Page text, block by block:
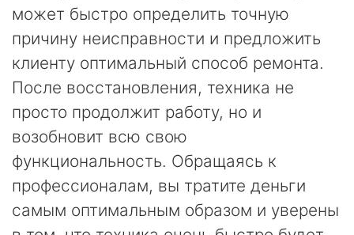
может быстро определить точную
причину неисправности и предложить
клиенту оптимальный способ ремонта.
После восстановления, техника не
просто продолжит работу, но и
возобновит всю свою
функциональность. Обращаясь к
профессионалам, вы тратите деньги
самым оптимальным образом и уверены